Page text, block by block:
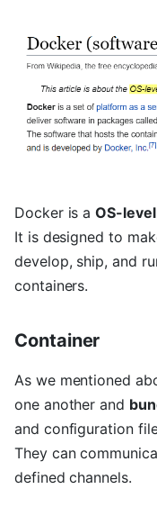
Docker is aOS-
It is designed to
develop, ship, and
containers.
Container
As we mentioned
one another and
and configuration
They can
defined channels.